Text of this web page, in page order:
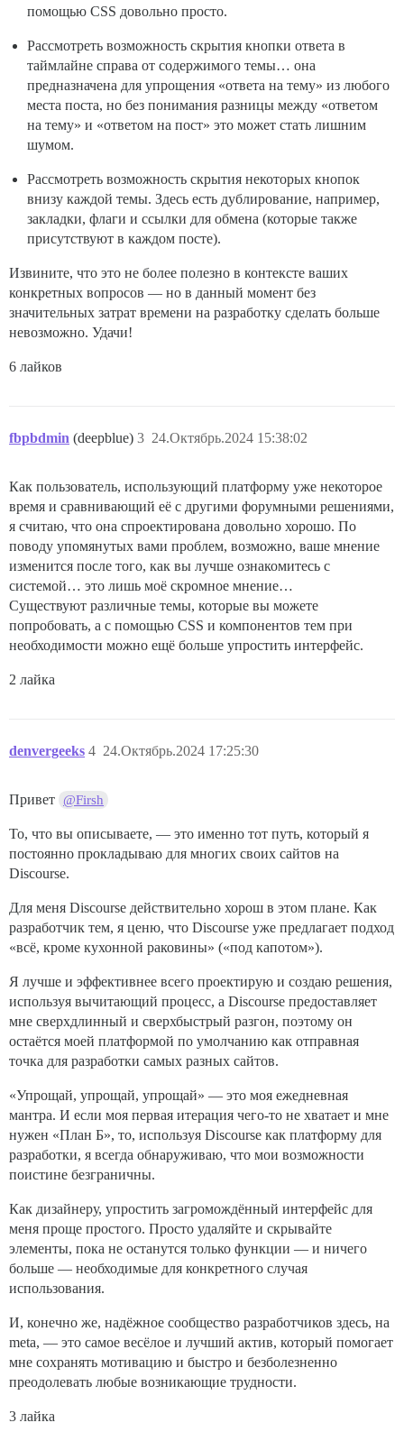
помощью CSS довольно просто.
Рассмотреть возможность скрытия кнопки ответа в
таймлайне справа от содержимого темы… она
предназначена для упрощения «ответа на тему» из любого
места поста, но без понимания разницы между «ответом
на тему» и «ответом на пост» это может стать лишним
шумом.
Рассмотреть возможность скрытия некоторых кнопок
внизу каждой темы. Здесь есть дублирование, например,
закладки, флаги и ссылки для обмена (которые также
присутствуют в каждом посте).
Извините, что это не более полезно в контексте ваших
конкретных вопросов — но в данный момент без
значительных затрат времени на разработку сделать больше
невозможно. Удачи!
6 лайков
fbpbdmin (deepblue) 24.Октябрь.2024 15:38:02
3
Как пользователь, использующий платформу уже некоторое
время и сравнивающий её с другими форумными решениями,
я считаю, что она спроектирована довольно хорошо. По
поводу упомянутых вами проблем, возможно, ваше мнение
изменится после того, как вы лучше ознакомитесь с
системой… это лишь моё скромное мнение…
Существуют различные темы, которые вы можете
попробовать, а с помощью CSS и компонентов тем при
необходимости можно ещё больше упростить интерфейс.
2 лайка
denvergeeks 24.Октябрь.2024 17:25:30
4
Привет @Firsh
То, что вы описываете, — это именно тот путь, который я
постоянно прокладываю для многих своих сайтов на
Discourse.
Для меня Discourse действительно хорош в этом плане. Как
разработчик тем, я ценю, что Discourse уже предлагает подход
«всё, кроме кухонной раковины» («под капотом»).
Я лучше и эффективнее всего проектирую и создаю решения,
используя вычитающий процесс, а Discourse предоставляет
мне сверхдлинный и сверхбыстрый разгон, поэтому он
остаётся моей платформой по умолчанию как отправная
точка для разработки самых разных сайтов.
«Упрощай, упрощай, упрощай» — это моя ежедневная
мантра. И если моя первая итерация чего-то не хватает и мне
нужен «План Б», то, используя Discourse как платформу для
разработки, я всегда обнаруживаю, что мои возможности
поистине безграничны.
Как дизайнеру, упростить загромождённый интерфейс для
меня проще простого. Просто удаляйте и скрывайте
элементы, пока не останутся только функции — и ничего
больше — необходимые для конкретного случая
использования.
И, конечно же, надёжное сообщество разработчиков здесь, на
meta, — это самое весёлое и лучший актив, который помогает
мне сохранять мотивацию и быстро и безболезненно
преодолевать любые возникающие трудности.
3 лайка